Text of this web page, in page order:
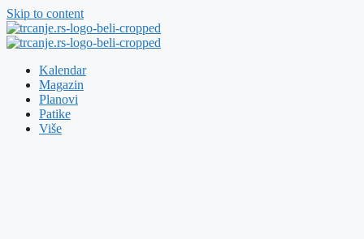
Skip to content
Kalendar
Magazin
Planovi
Patike
Više